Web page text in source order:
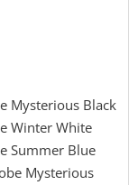
Mysterious Black
Winter White
Summer Blue
Mysterious